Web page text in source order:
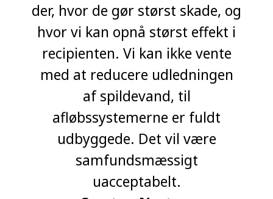
der, hvor de gør størst skade, og
hvor vi kan opnå størst effekt i
recipienten. Vi kan ikke vente
med at reducere udledningen
af spildevand, til
afløbssystemerne er fuldt
udbyggede. Det vil være
samfundsmæssigt
uacceptabelt.